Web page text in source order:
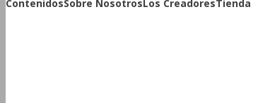
ContenidosSobre NosotrosLos CreadoresTienda